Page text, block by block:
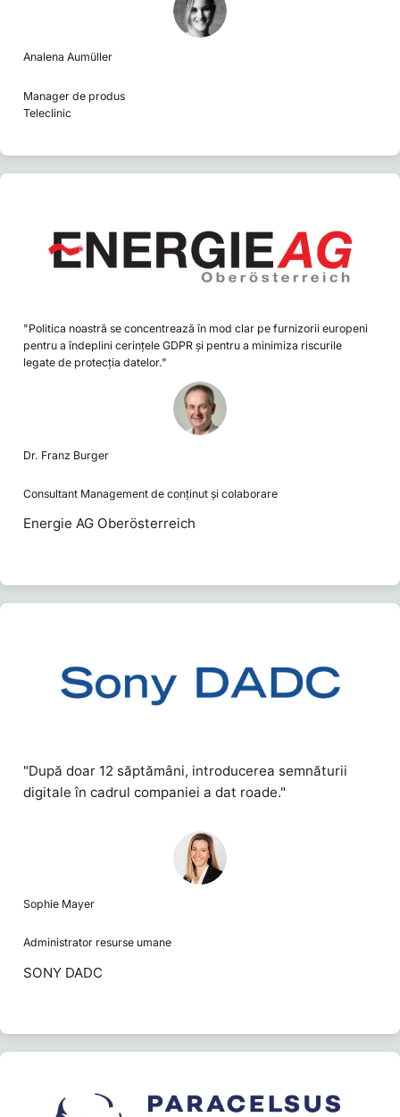
Analena Aumüller
Manager de produs
Teleclinic
"Politica noastră se concentrează în mod clar pe furnizorii europeni
pentru a îndeplini cerințele GDPR și pentru a minimiza riscurile
legate de protecția datelor."
Dr. Franz Burger
Consultant Management de conținut și colaborare
Energie AG Oberösterreich
"După doar 12 săptămâni, introducerea semnăturii
digitale în cadrul companiei a dat roade."
Sophie Mayer
Administrator resurse umane
SONY DADC